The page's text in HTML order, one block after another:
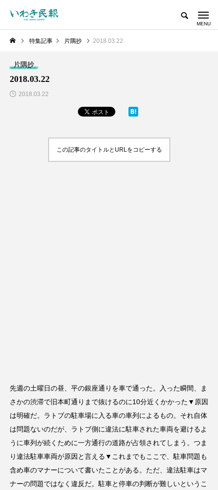
特集記事 片隅抄 2018.03.22
片隅抄
2018.03.22
2018.03.22
この記事のタイトルとURLをコピーする
先週の土曜日の昼、平の銀座通りを車で通った。入った瞬間、ま
さかの渋滞で旧本町通りまで抜けるのに10分近くかかった▼原因
は明確だ。ラトブの駐車場に入る車の車列によるもの。それ自体
は問題ないのだが、ラトブ側に違法に駐車された車両を避けるよ
うに車列が続くために一方通行の道路が占領されてしまう。つま
り違法駐車車両が原因と言える▼これまでもここで、駐車問題も
含め車のマナーについて書いたことがある。ただ、違法駐車はマ
ナーの問題ではなく違反だ。駐車と停車の判断が難しいというこ